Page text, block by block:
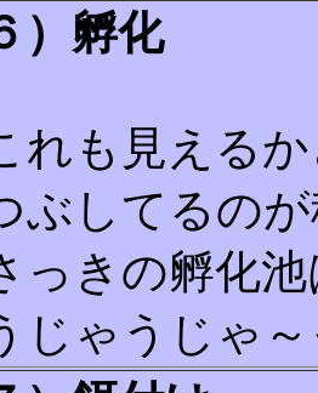
）孵化
れも見える
ぶしてるの
っきの孵化
じゃうじゃ